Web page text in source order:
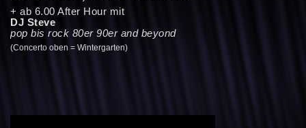
+ ab 6.00 After Hour mit
DJ Steve
pop bis rock 80er 90er and beyond
(Concerto oben = Wintergarten)